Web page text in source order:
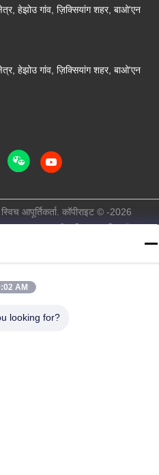
हेझोउ गांव, ज़िक्सियांग शहर, बाओ'एन
हेझोउ गांव, ज़िक्सियांग शहर, बाओ'एन
आपूर्तिकर्ता. कॉपीराइट © -2026
Ltd सभी अधिकार सुरक्षित हैं।
AM
looking for?